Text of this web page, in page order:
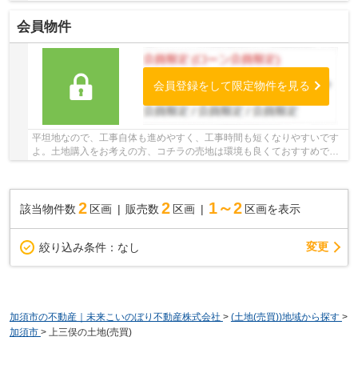
会員物件
会員登録をして限定物件を見る
平坦地なので、工事自体も進めやすく、工事時間も短くなりやすいです
よ。土地購入をお考えの方、コチラの売地は環境も良くておすすめで
該当物件数 2 区画 販売数 2 区画 1～2 区画を表示
絞り込み条件： なし 変更
加須市の不動産｜未来こいのぼり不動産株式会社 > (土地(売買))地域から探す >
加須市 > 上三俣の土地(売買)